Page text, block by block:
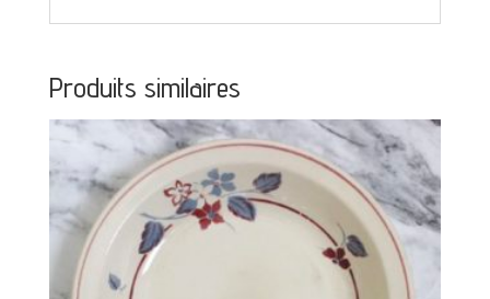
Produits similaires